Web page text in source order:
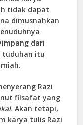
tidak dapat
dimusnahkan
dari
tuduhan itu
Razi
filsafat yang
Akan tetapi,
karya tulis Razi